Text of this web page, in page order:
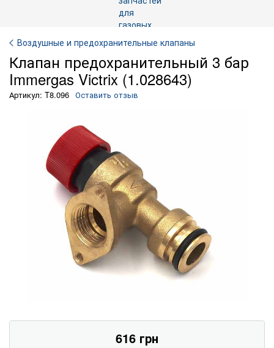
Воздушные и предохранительные клапаны
Клапан предохранительный 3 бар
Immergas Victrix (1.028643)
Артикул: T8.096 Оставить отзыв
616 грн